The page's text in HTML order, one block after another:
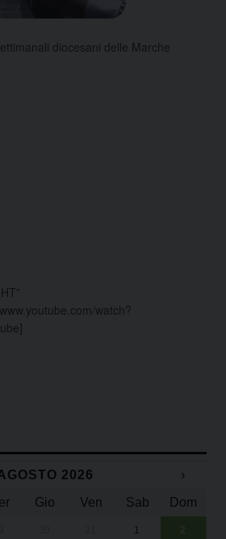
diocesani delle Marche
watch?
2026
›
Gio Ven Sab Dom
1 2